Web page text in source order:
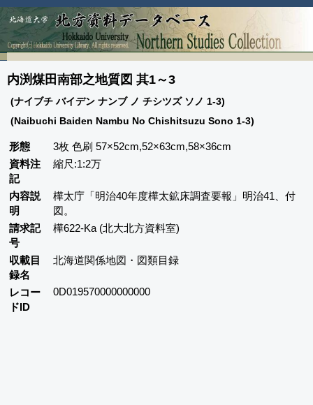
内渕煤田南部之地質図 其1～3
(ナイブチ バイデン ナンブ ノ チシツズ ソノ 1-3)
(Naibuchi Baiden Nambu No Chishitsuzu Sono 1-3)
形態
3枚 色刷 57×52cm,52×63cm,58×36cm
資料注
記
縮尺:1:2万
内容説
明
樺太庁「明治40年度樺太鉱床調査要報」明治41、付
図。
請求記
号
樺622-Ka (北大北方資料室)
収載目
録名
北海道関係地図・図類目録
レコー
ドID
0D019570000000000